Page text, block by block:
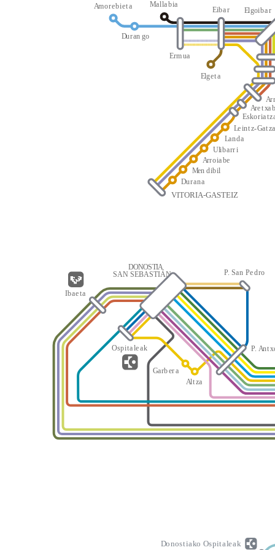
Durana
Men dibil
Arroiabe
Ulibarri
Landa
Leintz-Gatz
VITORIA-GASTEIZ
Arr
Aretxab
Eskoriatz
Elgeta
Amorebieta
Duran go
Mallabia
Eibar
Ermua
Elgoibar
Altza
Garbera
DONOSTIA
SAN SEBASTIÁN P. San Pedro
P Antx
Ospitaleak
Ibaeta
Donostiako Ospitaleak